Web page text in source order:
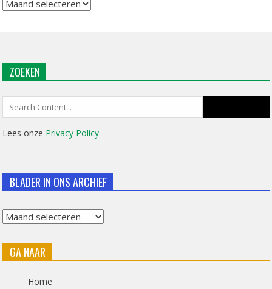
ZOEKEN
Lees onze Privacy Policy
BLADER IN ONS ARCHIEF
Blader
ons
GA NAAR
Home